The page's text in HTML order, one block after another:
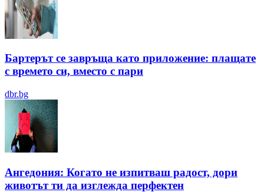
Бартерът се завръща като приложение: плащате
с времето си, вместо с пари
dbr.bg
Ангедония: Когато не изпитваш радост, дори
животът ти да изглежда перфектен